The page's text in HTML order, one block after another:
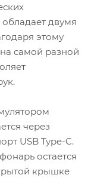
двумя
этому
самой разной
через
USB Type-C.
остается
крышке